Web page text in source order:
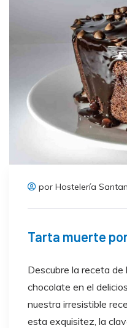
por Hostelería
Tarta muerte
Descubre la receta
chocolate en el
nuestra irresistible
esta exquisitez, la